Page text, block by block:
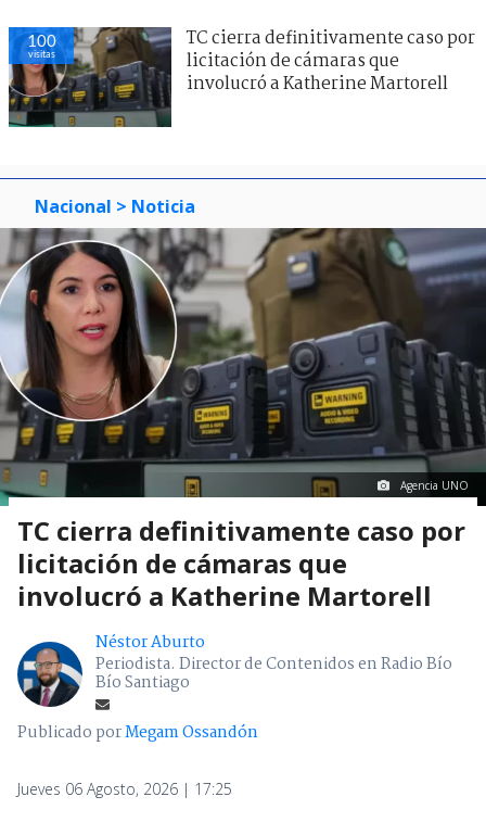
100
visitas
TC cierra definitivamente caso por
licitación de cámaras que
involucró a Katherine Martorell
Nacional > Noticia
Agencia UNO
TC cierra definitivamente caso por
licitación de cámaras que
involucró a Katherine Martorell
Néstor Aburto
Periodista. Director de Contenidos en Radio Bío
Bío Santiago
Publicado porMegam Ossandón
Jueves 06 Agosto, 2026 | 17:25